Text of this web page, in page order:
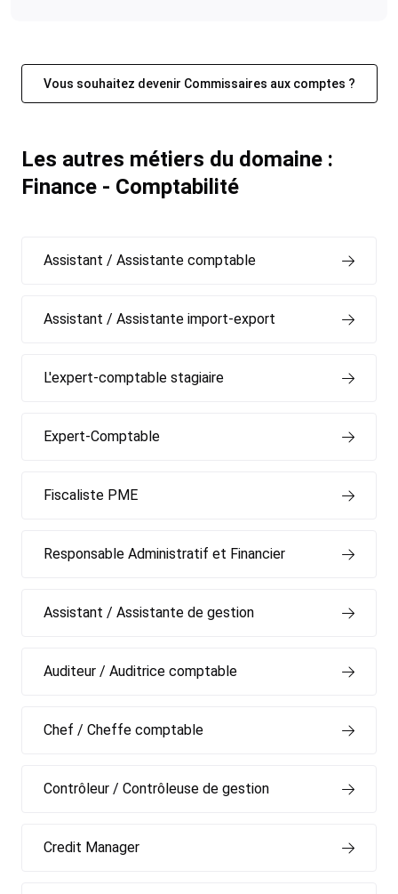
Vous souhaitez devenir Commissaires aux comptes ?
Les autres métiers du domaine :
Finance - Comptabilité
Assistant / Assistante comptable
Assistant / Assistante import-export
L'expert-comptable stagiaire
Expert-Comptable
Fiscaliste PME
Responsable Administratif et Financier
Assistant / Assistante de gestion
Auditeur / Auditrice comptable
Chef / Cheffe comptable
Contrôleur / Contrôleuse de gestion
Credit Manager